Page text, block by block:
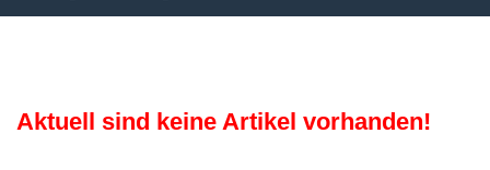
Aktuell sind keine Artikel vorhanden!